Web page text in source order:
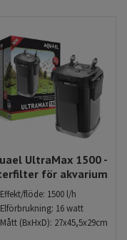
är detta sällan
ökar dessutom dess
av hög kvalitet för
och behov. Vi
UltraMax 1500 -
för akvarium
Effekt/flöde: 1500 l/h
Elförbrukning: 16 watt
Mått (BxHxD): 27x45,5x29cm